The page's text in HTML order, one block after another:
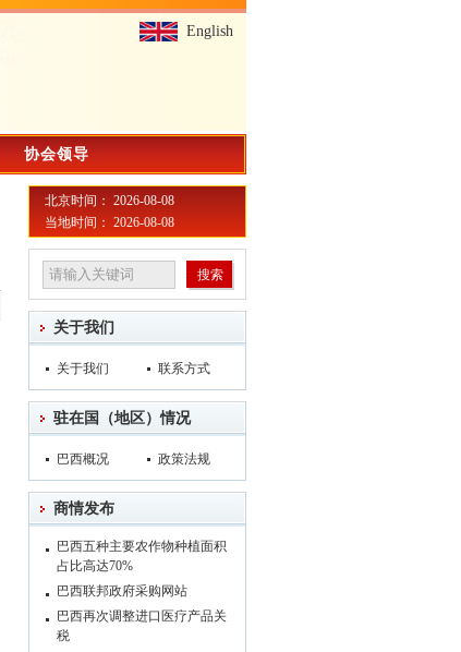
English
协会领导
北京时间： 2026-08-08
当地时间： 2026-08-08
关于我们
关于我们 联系方式
驻在国（地区）情况
巴西概况 政策法规
商情发布
巴西五种主要农作物种植面积
占比高达70%
巴西联邦政府采购网站
巴西再次调整进口医疗产品关
税